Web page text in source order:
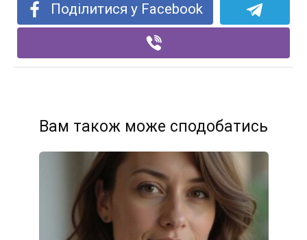
Поділитися у Facebook
Вам також може сподобатись